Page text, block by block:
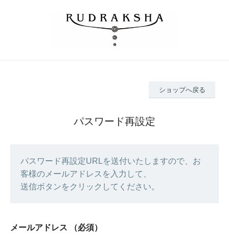
ショップへ戻る
パスワード再設定
パスワード再設定URLを送付いたしますので、お
客様のメールアドレスを入力して、
送信ボタンをクリックしてください。
メールアドレス （必須）